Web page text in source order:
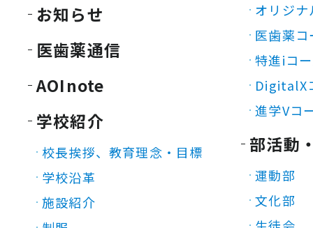
お知らせ
医歯薬通信
AOInote
学校紹介
校長挨拶、教育理念・目標
学校沿革
施設紹介
オリジ
医歯薬コ
特進iコ
DigitalX
進学Vコ
部活動
運動部
文化部